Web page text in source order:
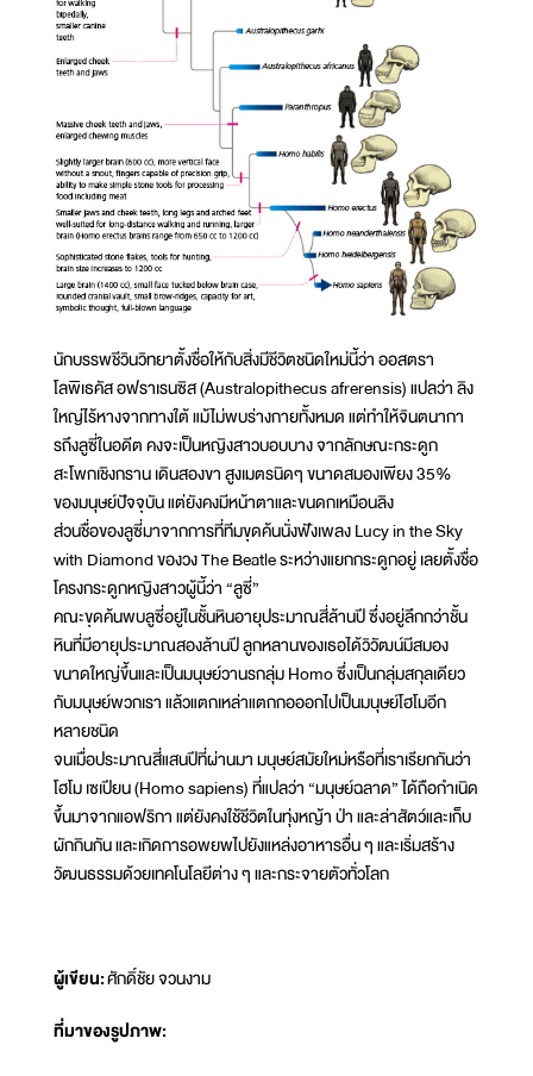
นักบรรพชีวินวิทยาตั้งชื่อให้กับสิ่งมีชีวิตชนิดใหม่นี้ว่า ออสตรา
โลพิเธคัส อฟราเรนซิส (Australopithecus afrerensis) แปลว่า ลิง
ใหญ่ไร้หางจากทางใต้ แม้ไม่พบร่างกายทั้งหมด แต่ทำให้จินตนากา
รถึงลูซี่ในอดีต คงจะเป็นหญิงสาวบอบบาง จากลักษณะกระดูก
สะโพกเชิงกราน เดินสองขา สูงเมตรนิดๆ ขนาดสมองเพียง 35%
ของมนุษย์ปัจจุบัน แต่ยังคงมีหน้าตาและขนดกเหมือนลิง
ส่วนชื่อของลูซี่มาจากการที่ทีมขุดค้นนั่งฟังเพลง Lucy in the Sky
with Diamond ของวง The Beatle ระหว่างแยกกระดูกอยู่ เลยตั้งชื่อ
โครงกระดูกหญิงสาวผู้นี้ว่า “ลูซี่”
คณะขุดค้นพบลูซี่อยู่ในชั้นหินอายุประมาณสี่ล้านปี ซึ่งอยู่ลึกกว่าชั้น
หินที่มีอายุประมาณสองล้านปี ลูกหลานของเธอได้วิวัฒน์มีสมอง
ขนาดใหญ่ขึ้นและเป็นมนุษย์วานรกลุ่ม Homo ซึ่งเป็นกลุ่มสกุลเดียว
กับมนุษย์พวกเรา แล้วแตกเหล่าแตกกอออกไปเป็นมนุษย์โฮโมอีก
หลายชนิด
จนเมื่อประมาณสี่แสนปีที่ผ่านมา มนุษย์สมัยใหม่หรือที่เราเรียกกันว่า
โฮโม เซเปียน (Homo sapiens) ที่แปลว่า “มนุษย์ฉลาด” ได้ถือกำเนิด
ขึ้นมาจากแอฟริกา แต่ยังคงใช้ชีวิตในทุ่งหญ้า ป่า และล่าสัตว์และเก็บ
ผักกินกัน และเกิดการอพยพไปยังแหล่งอาหารอื่น ๆ และเริ่มสร้าง
วัฒนธรรมด้วยเทคโนโลยีต่าง ๆ และกระจายตัวทั่วโลก
ผู้เขียน:ศักดิ์ชัย จวนงาม
ที่มาของรูปภาพ: